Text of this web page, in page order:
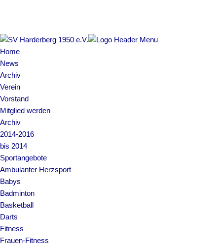
Home
News
Archiv
Verein
Vorstand
Mitglied werden
Archiv
2014-2016
bis 2014
Sportangebote
Ambulanter Herzsport
Babys
Badminton
Basketball
Darts
Fitness
Frauen-Fitness